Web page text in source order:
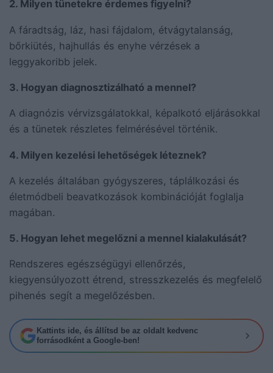
2. Milyen tünetekre érdemes figyelni?
A fáradtság, láz, hasi fájdalom, étvágytalanság,
bőrkiütés, hajhullás és enyhe vérzések a
leggyakoribb jelek.
3. Hogyan diagnosztizálható a mennel?
A diagnózis vérvizsgálatokkal, képalkotó eljárásokkal
és a tünetek részletes felmérésével történik.
4. Milyen kezelési lehetőségek léteznek?
A kezelés általában gyógyszeres, táplálkozási és
életmódbeli beavatkozások kombinációját foglalja
magában.
5. Hogyan lehet megelőzni a mennel kialakulását?
Rendszeres egészségügyi ellenőrzés,
kiegyensúlyozott étrend, stresszkezelés és megfelelő
pihenés segít a megelőzésben.
Kattints ide, és állítsd be az oldalt kedvenc
forrásodként a Google-ben!